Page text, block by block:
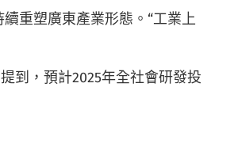
重塑廣東產業形態。“工業上
到，預計2025年全社會研發投